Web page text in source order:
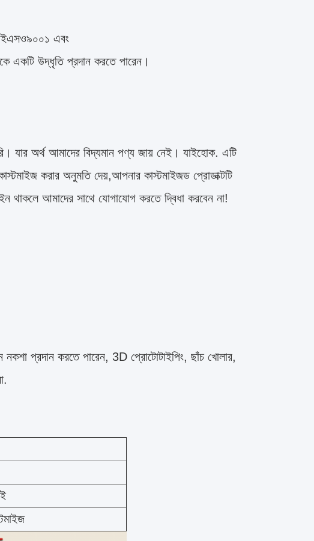
এবং
একটি উদ্ধৃতি প্রদান করতে পারেন।
যার অর্থ আমাদের বিদ্যমান পণ্য জায় নেই। যাইহোক. এটি
করার অনুমতি দেয়,আপনার কাস্টমাইজড প্রোডাক্টটি
থাকলে আমাদের সাথে যোগাযোগ করতে দ্বিধা করবেন না!
প্রদান করতে পারেন, 3D প্রোটোটাইপিং, ছাঁচ খোলার,